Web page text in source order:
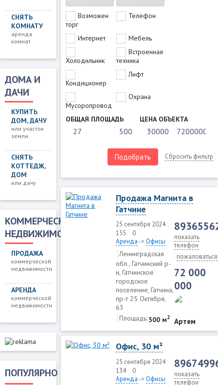
СНЯТЬ
КОМНАТУ
аренда
комнат
ДОМА И
ДАЧИ
КУПИТЬ
ДОМ, ДАЧУ
или участок
земли
СНЯТЬ
КОТТЕДЖ,
ДОМ
или дачу
КОММЕРЧЕСКАЯ
НЕДВИЖИМОСТЬ
ПРОДАЖА
коммерческой
недвижимости
АРЕНДА
коммерческой
недвижимости
ПОПУЛЯРНО
Возможен
торг
Телефон
Интернет Мебель
Холодильник
Встроенная
техника
Кондиционер
Лифт
Мусоропровод
Охрана
ОБЩАЯ ПЛОЩАДЬ ЦЕНА ОБЪЕКТА
Подобрать Сбросить фильтр
Продажа Магнита в
Гатчине
25 сентября 2024
155
0
Аренда ->Офисы
Ленинградская
обл., Гатчинский р-
н, Гатчинское
городское
поселение, Гатчина,
пр-т 25 Октября,
63
Площадь:500 м2
показать
телефон
пожаловаться
72 000
000
Артем
Офис, 30 м²
25 сентября 2024
134
0
Аренда ->Офисы
показать
телефон